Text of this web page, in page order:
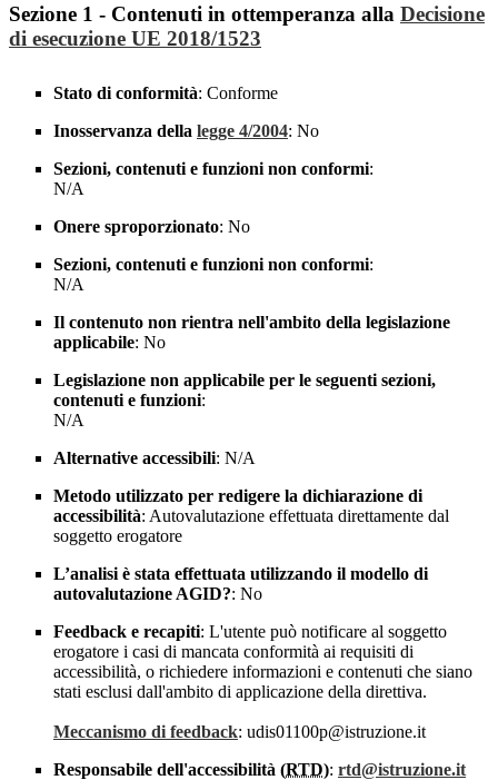
Sezione 1 - Contenuti in ottemperanza alla Decisione
di esecuzione UE 2018/1523
Stato di conformità: Conforme
Inosservanza della legge 4/2004: No
Sezioni, contenuti e funzioni non conformi:
N/A
Onere sproporzionato: No
Sezioni, contenuti e funzioni non conformi:
N/A
Il contenuto non rientra nell'ambito della legislazione
applicabile: No
Legislazione non applicabile per le seguenti sezioni,
contenuti e funzioni:
N/A
Alternative accessibili: N/A
Metodo utilizzato per redigere la dichiarazione di
accessibilità: Autovalutazione effettuata direttamente dal
soggetto erogatore
L’analisi è stata effettuata utilizzando il modello di
autovalutazione AGID?: No
Feedback e recapiti: L'utente può notificare al soggetto
erogatore i casi di mancata conformità ai requisiti di
accessibilità, o richiedere informazioni e contenuti che siano
stati esclusi dall'ambito di applicazione della direttiva.
Meccanismo di feedback: udis01100p@istruzione.it
Responsabile dell'accessibilità (RTD): rtd@istruzione.it